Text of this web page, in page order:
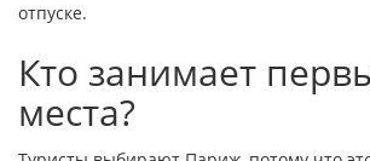
отпуске.
Кто занимает
места?